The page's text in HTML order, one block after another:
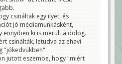
csináltak egy ilyet, és
jó médiamunkásként,
ennyiben ki is merült a dolog.
csinálták, letudva az ehavi
"jókedvükben".
jutott eszembe, hogy "miért